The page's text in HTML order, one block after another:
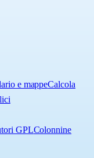
e mappeCalcola
GPLColonnine